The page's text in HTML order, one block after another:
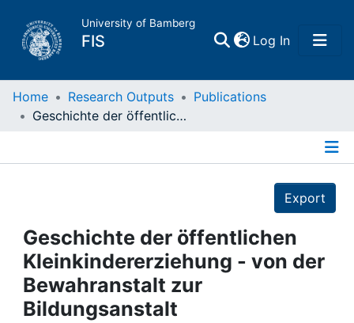
University of Bamberg
FIS Log In(current)
Home
Projects
People
Institutions
Home Research Outputs
Publications
Geschichte der öffentlichen Kleinkindererziehung - von der Bewahranstalt zur Bildungsanstalt
Export
Geschichte der öffentlichen
Kleinkindererziehung - von der
Bewahranstalt zur
Bildungsanstalt